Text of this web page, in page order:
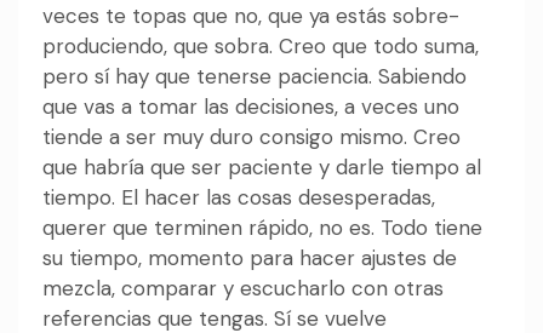
veces te topas que no, que ya estás sobre-
produciendo, que sobra. Creo que todo suma,
pero sí hay que tenerse paciencia. Sabiendo
que vas a tomar las decisiones, a veces uno
tiende a ser muy duro consigo mismo. Creo
que habría que ser paciente y darle tiempo al
tiempo. El hacer las cosas desesperadas,
querer que terminen rápido, no es. Todo tiene
su tiempo, momento para hacer ajustes de
mezcla, comparar y escucharlo con otras
referencias que tengas. Sí se vuelve